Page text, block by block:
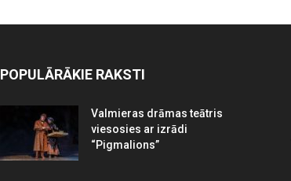
POPULĀRĀKIE RAKSTI
Valmieras drāmas teātris
viesosies ar izrādi
“Pigmalions”